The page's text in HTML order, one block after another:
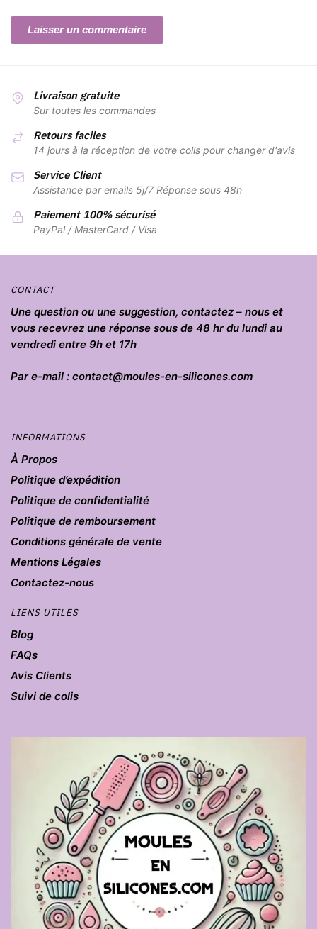
Livraison gratuite
Sur toutes les commandes
Retours faciles
14 jours à la réception de votre colis pour changer d'avis
Service Client
Assistance par emails 5j/7 Réponse sous 48h
Paiement 100% sécurisé
PayPal / MasterCard / Visa
CONTACT
Une question ou une suggestion, contactez – nous et
vous recevrez une réponse sous de 48 hr du lundi au
vendredi entre 9h et 17h
Par e-mail : contact@moules-en-silicones.com
INFORMATIONS
À Propos
Politique d’expédition
Politique de confidentialité
Politique de remboursement
Conditions générale de vente
Mentions Légales
Contactez-nous
LIENS UTILES
Blog
FAQs
Avis Clients
Suivi de colis